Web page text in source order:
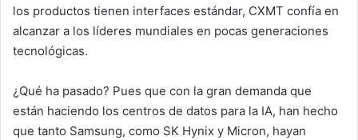
los productos tienen interfaces estándar, CXMT confía en
alcanzar a los líderes mundiales en pocas generaciones
tecnológicas.
¿Qué ha pasado? Pues que con la gran demanda que
están haciendo los centros de datos para la IA, han hecho
que tanto Samsung, como SK Hynix y Micron, hayan